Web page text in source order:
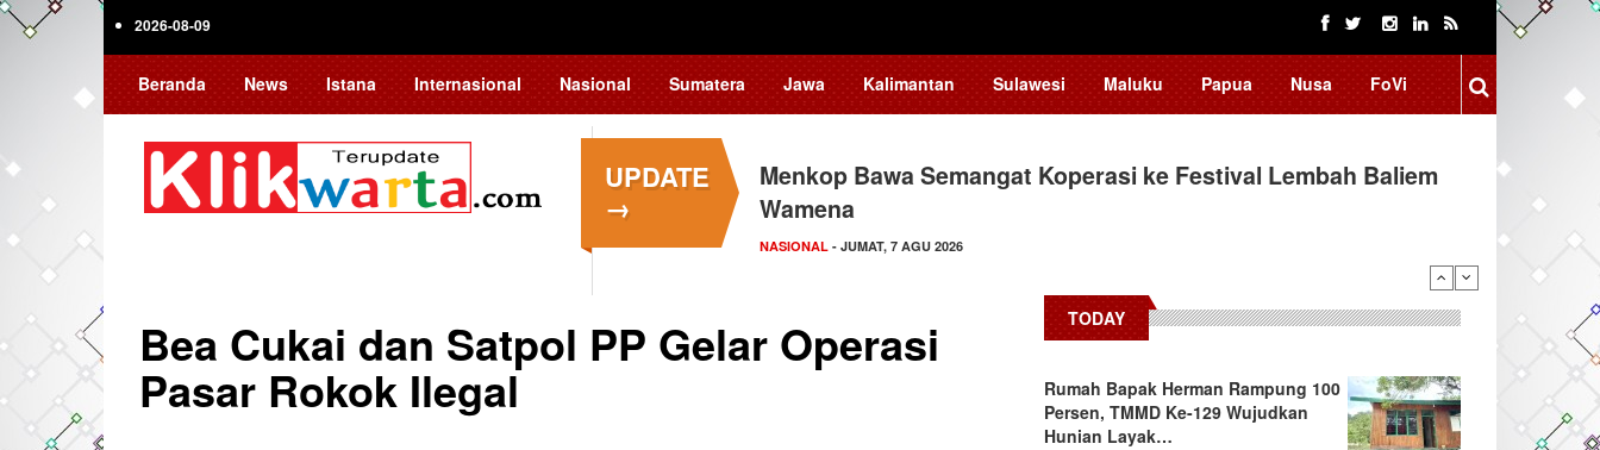
Skip
2026-08-09
Beranda News Istana Internasional Nasional Sumatera Jawa Kalimantan Sulawesi Maluku Papua Nusa FoVi
UPDATE
→
Menkop Bawa Semangat Koperasi ke Festival Lembah Baliem
Wamena
NASIONAL - JUMAT, 7 AGU 2026
Tingkatkan Daya Saing Indonesia, BRIN Fokus Kembangkan
Teknologi…
NASIONAL - JUMAT, 7 AGU 2026
Bea Cukai dan Satpol PP Gelar Operasi
Pasar Rokok Ilegal
TODAY
Rumah Bapak Herman Rampung 100
Persen, TMMD Ke-129 Wujudkan
Hunian Layak…